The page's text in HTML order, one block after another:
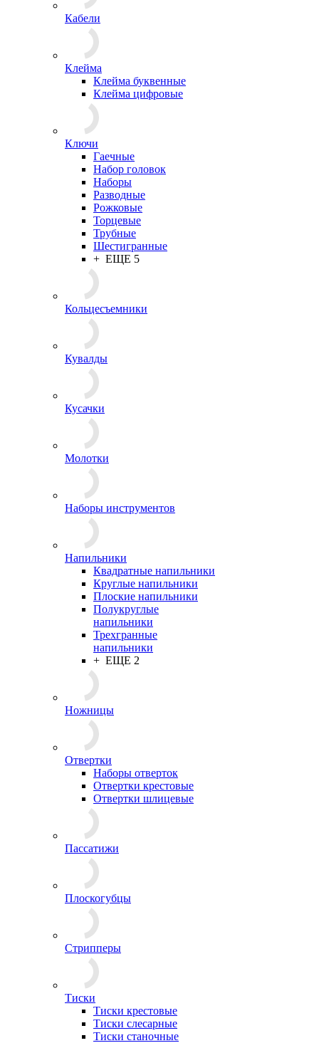
Кабели
Клейма
Клейма буквенные
Клейма цифровые
Ключи
Гаечные
Набор головок
Наборы
Разводные
Рожковые
Торцевые
Трубные
Шестигранные
+ ЕЩЕ 5
Кольцесъемники
Кувалды
Кусачки
Молотки
Наборы инструментов
Напильники
Квадратные напильники
Круглые напильники
Плоские напильники
Полукруглые
напильники
Трехгранные
напильники
+ ЕЩЕ 2
Ножницы
Отвертки
Наборы отверток
Отвертки крестовые
Отвертки шлицевые
Пассатижи
Плоскогубцы
Стрипперы
Тиски
Тиски крестовые
Тиски слесарные
Тиски станочные